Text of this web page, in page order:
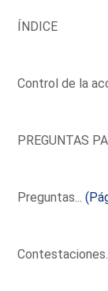
ÍNDICE
Control de la
PREGUNTAS
Preguntas...